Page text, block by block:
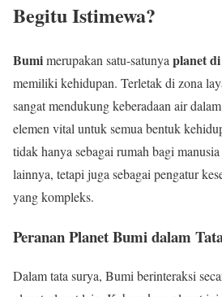
Begitu Istimewa?
Bumimerupakan satu-satunya planet
memiliki kehidupan. Terletak di zona
sangat mendukung keberadaan air
elemen vital untuk semua bentuk
tidak hanya sebagai rumah bagi
lainnya, tetapi juga sebagai pengatur
yang kompleks.
Peranan Planet Bumi dalam
Dalam tata surya, Bumi berinteraksi